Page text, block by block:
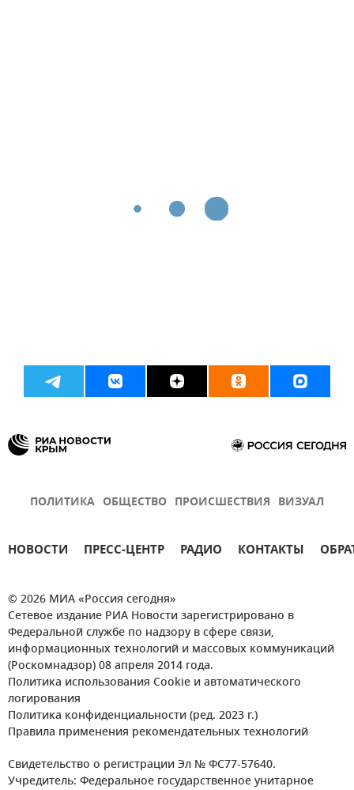
ПОЛИТИКА ОБЩЕСТВО ПРОИСШЕСТВИЯ ВИЗУАЛ
НОВОСТИ ПРЕСС-ЦЕНТР РАДИО КОНТАКТЫ
© 2026 МИА «Россия сегодня»
Сетевое издание РИА Новости зарегистрировано в
Федеральной службе по надзору в сфере связи,
информационных технологий и массовых коммуникаций
(Роскомнадзор) 08 апреля 2014 года.
Политика использования Cookie и автоматического
логирования
Политика конфиденциальности (ред. 2023 г.)
Правила применения рекомендательных технологий
Свидетельство о регистрации Эл № ФС77-57640.
Учредитель: Федеральное государственное унитарное